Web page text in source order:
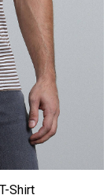
Shirt